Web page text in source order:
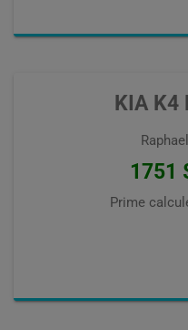
KIA K4
1751
Prime